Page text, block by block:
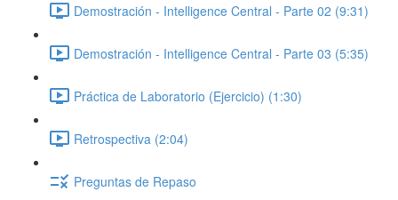
Demostración - Intelligence Central - Parte 02 (9:31)
Demostración - Intelligence Central - Parte 03 (5:35)
Práctica de Laboratorio (Ejercicio) (1:30)
Retrospectiva (2:04)
Preguntas de Repaso